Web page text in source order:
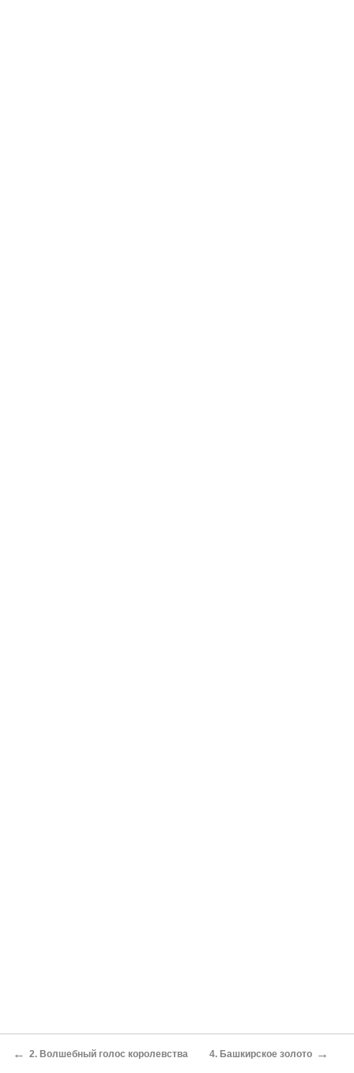
← 2. Волшебный голос королевства 4. Башкирское золото →